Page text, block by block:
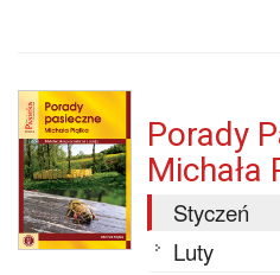
Porady
Michała
Styczeń
Luty